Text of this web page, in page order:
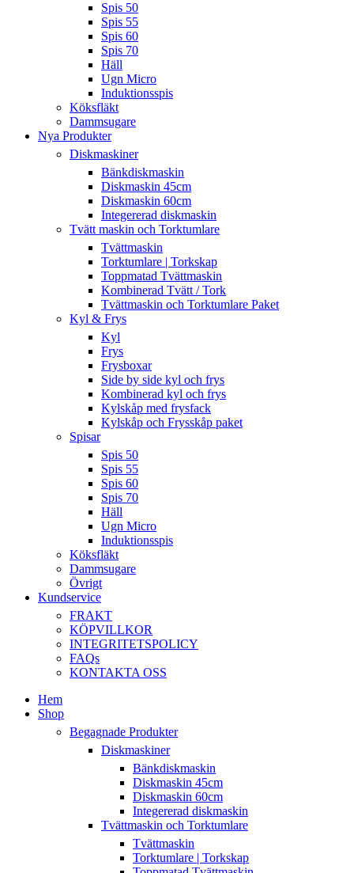
Spis 50
Spis 55
Spis 60
Spis 70
Häll
Ugn Micro
Induktionsspis
Köksfläkt
Dammsugare
Nya Produkter
Diskmaskiner
Bänkdiskmaskin
Diskmaskin 45cm
Diskmaskin 60cm
Integererad diskmaskin
Tvätt maskin och Torktumlare
Tvättmaskin
Torktumlare | Torkskap
Toppmatad Tvättmaskin
Kombinerad Tvätt / Tork
Tvättmaskin och Torktumlare Paket
Kyl & Frys
Kyl
Frys
Frysboxar
Side by side kyl och frys
Kombinerad kyl och frys
Kylskåp med frysfack
Kylskåp och Frysskåp paket
Spisar
Spis 50
Spis 55
Spis 60
Spis 70
Häll
Ugn Micro
Induktionsspis
Köksfläkt
Dammsugare
Övrigt
Kundservice
FRAKT
KÖPVILLKOR
INTEGRITETSPOLICY
FAQs
KONTAKTA OSS
Hem
Shop
Begagnade Produkter
Diskmaskiner
Bänkdiskmaskin
Diskmaskin 45cm
Diskmaskin 60cm
Integererad diskmaskin
Tvättmaskin och Torktumlare
Tvättmaskin
Torktumlare | Torkskap